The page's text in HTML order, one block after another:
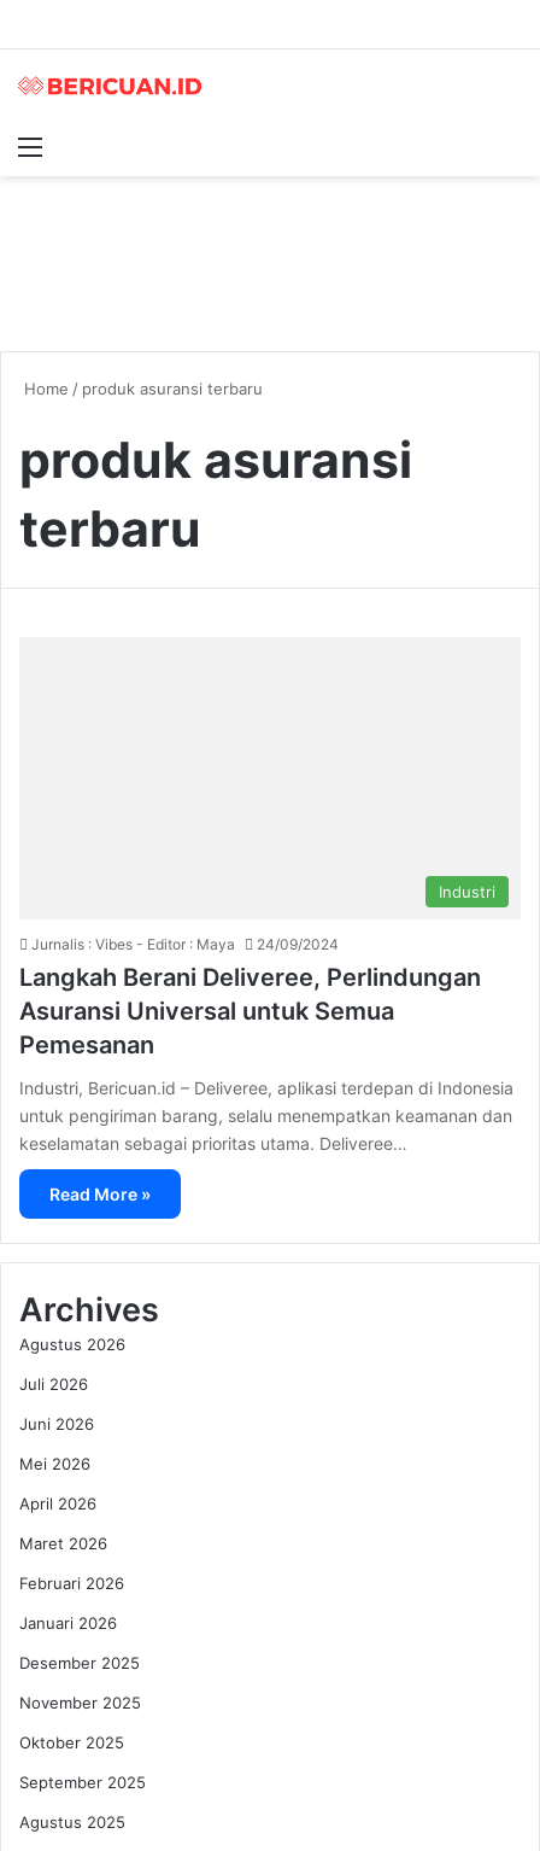
Home / produk asuransi terbaru
produk asuransi
terbaru
Industri
Jurnalis : Vibes - Editor : Maya 24/09/2024
Langkah Berani Deliveree, Perlindungan
Asuransi Universal untuk Semua
Pemesanan
Industri, Bericuan.id – Deliveree, aplikasi terdepan di Indonesia
untuk pengiriman barang, selalu menempatkan keamanan dan
keselamatan sebagai prioritas utama. Deliveree…
Read More »
Archives
Agustus 2026
Juli 2026
Juni 2026
Mei 2026
April 2026
Maret 2026
Februari 2026
Januari 2026
Desember 2025
November 2025
Oktober 2025
September 2025
Agustus 2025